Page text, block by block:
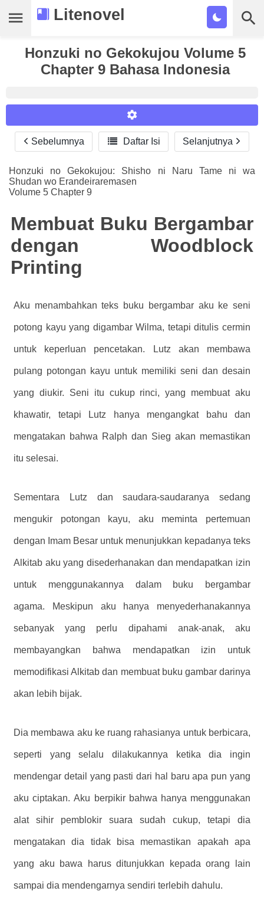
Litenovel
Daftar Novel
Tamat
Tags
Bookmark
Cari
Honzuki no Gekokujou Volume 5
Chapter 9 Bahasa Indonesia
Reader Settings
Font :
Titillium Web
Arial
Times New Roman
A-
16 A+
Sebelumnya  Daftar Isi Selanjutnya
Honzuki no Gekokujou: Shisho ni Naru Tame ni wa
Shudan wo Erandeiraremasen
Volume 5 Chapter 9
Membuat Buku Bergambar
dengan Woodblock
Printing
Aku menambahkan teks buku bergambar aku ke seni
potong kayu yang digambar Wilma, tetapi ditulis cermin
untuk keperluan pencetakan. Lutz akan membawa
pulang potongan kayu untuk memiliki seni dan desain
yang diukir. Seni itu cukup rinci, yang membuat aku
khawatir, tetapi Lutz hanya mengangkat bahu dan
mengatakan bahwa Ralph dan Sieg akan memastikan
itu selesai.
Sementara Lutz dan saudara-saudaranya sedang
mengukir potongan kayu, aku meminta pertemuan
dengan Imam Besar untuk menunjukkan kepadanya teks
Alkitab aku yang disederhanakan dan mendapatkan izin
untuk menggunakannya dalam buku bergambar
agama. Meskipun aku hanya menyederhanakannya
sebanyak yang perlu dipahami anak-anak, aku
membayangkan bahwa mendapatkan izin untuk
memodifikasi Alkitab dan membuat buku gambar darinya
akan lebih bijak.
Dia membawa aku ke ruang rahasianya untuk berbicara,
seperti yang selalu dilakukannya ketika dia ingin
mendengar detail yang pasti dari hal baru apa pun yang
aku ciptakan. Aku berpikir bahwa hanya menggunakan
alat sihir pemblokir suara sudah cukup, tetapi dia
mengatakan dia tidak bisa memastikan apakah apa
yang aku bawa harus ditunjukkan kepada orang lain
sampai dia mendengarnya sendiri terlebih dahulu.